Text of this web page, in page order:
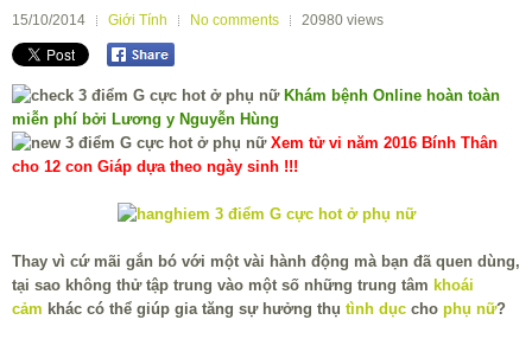
15/10/2014 Giới Tính No comments 20980 views
Khám bệnh Online hoàn toàn
miễn phí bởi Lương y Nguyễn Hùng
Xem tử vi năm 2016 Bính Thân
cho 12 con Giáp dựa theo ngày sinh !!!
Thay vì cứ mãi gắn bó với một vài hành động mà bạn đã quen dùng,
tại sao không thử tập trung vào một số những trung tâm khoái
cảm khác có thể giúp gia tăng sự hưởng thụ tình dục cho phụ nữ?